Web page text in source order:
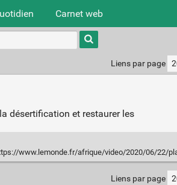
Carnet web
Type 1 or
more
charactersLiens par page
désertification et restaurer les
www.lemonde.fr/afrique/video/2020/06/22/plan-b-une-grande-muraille-verte-
Liens par page